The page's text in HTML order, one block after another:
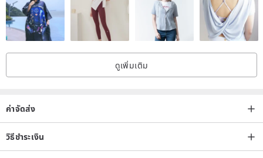
ดูเพิ่มเติม
ค่าจัดส่ง
วิธีชำระเงิน